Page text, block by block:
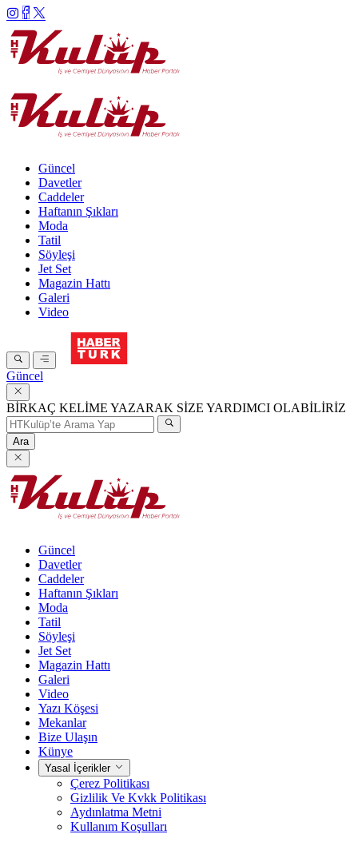
Güncel
Davetler
Caddeler
Haftanın Şıkları
Moda
Tatil
Söyleşi
Jet Set
Magazin Hattı
Galeri
Video
Güncel
BİRKAÇ KELİME YAZARAK SİZE YARDIMCI OLABİLİRİZ
Ara
Güncel
Davetler
Caddeler
Haftanın Şıkları
Moda
Tatil
Söyleşi
Jet Set
Magazin Hattı
Galeri
Video
Yazı Köşesi
Mekanlar
Bize Ulaşın
Künye
Yasal İçerikler
Çerez Politikası
Gizlilik Ve Kvkk Politikası
Aydınlatma Metni
Kullanım Koşulları